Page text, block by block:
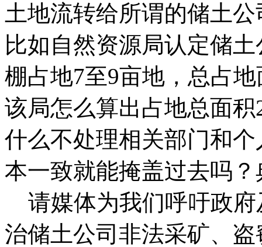
土地流转给所谓的储土
比如自然资源局认定储
棚占地7至9亩地，总占
该局怎么算出占地总面
什么不处理相关部门和
本一致就能掩盖过去吗
请媒体为我们呼吁政府
治储土公司非法采矿、